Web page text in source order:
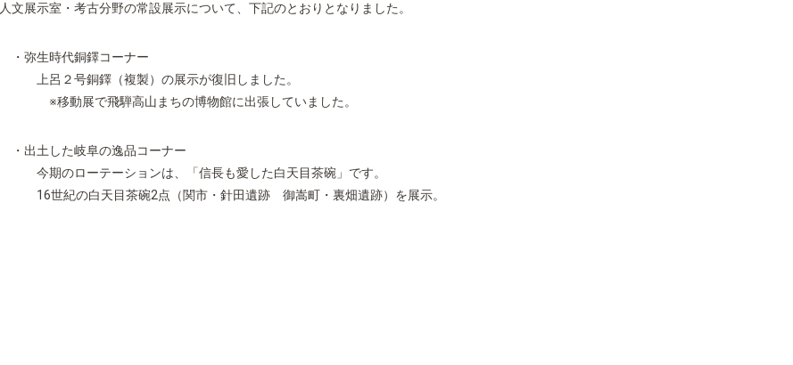
人文展示室・考古分野の常設展示について、下記のとおりとなりました。
・弥生時代銅鐸コーナー
上呂２号銅鐸（複製）の展示が復旧しました。
※移動展で飛騨高山まちの博物館に出張していました。
・出土した岐阜の逸品コーナー
今期のローテーションは、「信長も愛した白天目茶碗」です。
16世紀の白天目茶碗2点（関市・針田遺跡 御嵩町・裏畑遺跡）を展示。